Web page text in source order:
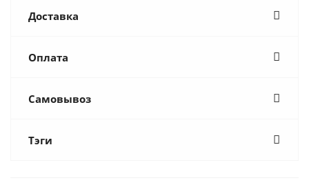
Доставка
Оплата
Самовывоз
Тэги